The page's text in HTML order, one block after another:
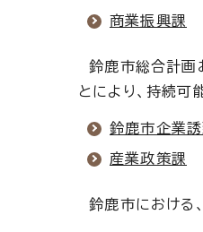
商業振興課
鈴鹿市総合計画
とにより、持続可
鈴鹿市企業
産業政策課
鈴鹿市における